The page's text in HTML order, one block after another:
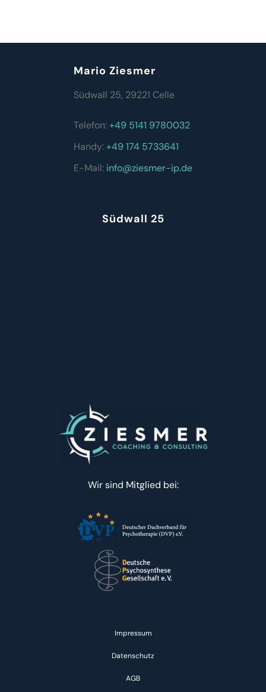
Mario Ziesmer
Südwall 25, 29221 Celle
Telefon:+49 5141 9780032
Handy:+49 174 5733641
E-Mail: info@ziesmer-ip.de
Südwall 25
Wir sind Mitglied bei:
Impressum
Datenschutz
AGB